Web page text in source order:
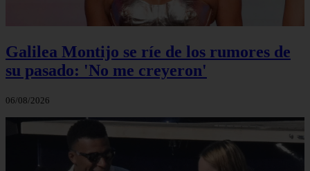
Galilea Montijo se ríe de los rumores de
su pasado: 'No me creyeron'
06/08/2026